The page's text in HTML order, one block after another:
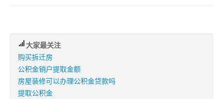
大家最关注
购买拆迁房
公积金销户提取金额
房屋装修可以办理公积金贷款吗
提取公积金